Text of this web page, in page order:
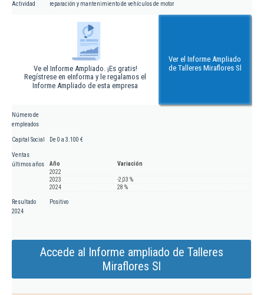
Actividad reparación y mantenimiento de vehículos de motor
Ve el Informe Ampliado. ¡Es gratis!
Regístrese en eInforma y le regalamos el
Informe Ampliado de esta empresa
Ver el Informe Ampliado
de Talleres Miraflores Sl
Número de
empleados
Capital Social De 0 a 3.100 €
Ventas
últimos años
Año
Variación
2022
2023
-2,03 %
2024
28 %
Resultado
2024
Positivo
Accede al Informe ampliado de Talleres
Miraflores Sl